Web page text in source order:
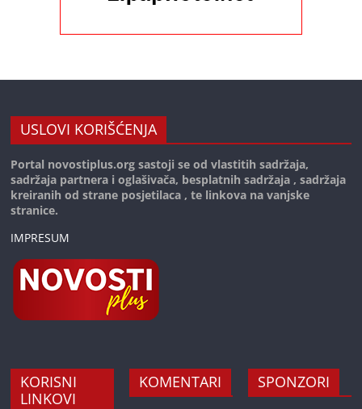
USLOVI KORIŠĆENJA
Portal novostiplus.org sastoji se od vlastitih sadržaja,
sadržaja partnera i oglašivača, besplatnih sadržaja , sadržaja
kreiranih od strane posjetilaca , te linkova na vanjske
stranice.
IMPRESUM
KORISNI
LINKOVI
KOMENTARI SPONZORI